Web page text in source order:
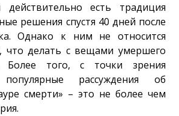
действительно есть традиция
решения спустя 40 дней после
Однако к ним не относится
что делать с вещами умершего
Более того, с точки зрения
популярные рассуждения об
смерти» – это не более чем